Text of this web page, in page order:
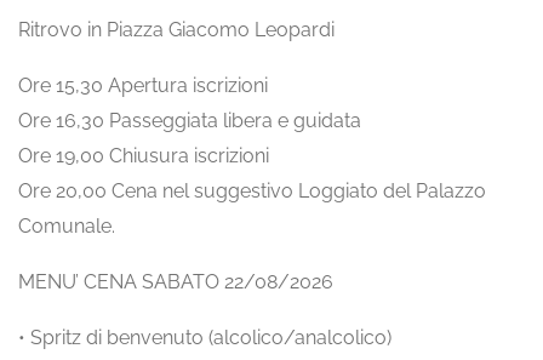
Ritrovo in Piazza Giacomo Leopardi
Ore 15,30 Apertura iscrizioni
Ore 16,30 Passeggiata libera e guidata
Ore 19,00 Chiusura iscrizioni
Ore 20,00 Cena nel suggestivo Loggiato del Palazzo
Comunale.
MENU’ CENA SABATO 22/08/2026
• Spritz di benvenuto (alcolico/analcolico)